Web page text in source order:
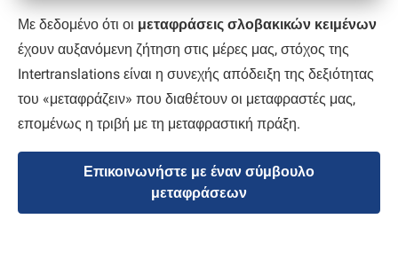
Με δεδομένο ότι οι μεταφράσεις σλοβακικών κειμένων
έχουν αυξανόμενη ζήτηση στις μέρες μας, στόχος της
Intertranslations είναι η συνεχής απόδειξη της δεξιότητας
του «μεταφράζειν» που διαθέτουν οι μεταφραστές μας,
επομένως η τριβή με τη μεταφραστική πράξη.
Επικοινωνήστε με έναν σύμβουλο
μεταφράσεων